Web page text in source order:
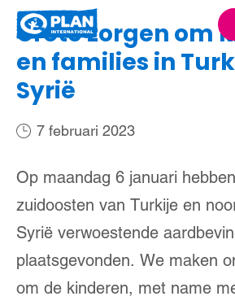
International
Grote zorgen om
en families in
Syrië
7 februari 2023
Op maandag 6 januari
zuidoosten van Turkije en
Syrië verwoestende
plaatsgevonden. We maken
om de kinderen, met name